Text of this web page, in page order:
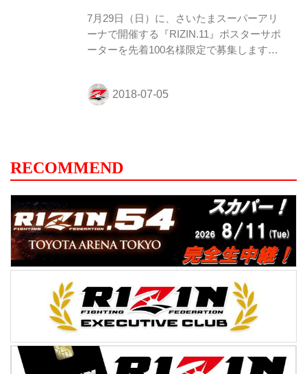
ました。ありがとうございます！ 会場で皆
様にお会いできるのを楽しみにして...
7月29日（日）に、さいたまスーパーアリ
ーナで開催する『RIZIN.11』ポスターサポ
ーターを先着100名様限定で募集します！
で『RIZIN.11』のポスター掲示にご協力い
ただける方は、下記の注意事項をご確認い
切り前でも定員になり次第、締め切らせて
いただく場合がございます）。 ※注意事項
※ ・個人の方はお申込みいただけませんの
で、予めご了承ください。 ・ポスターサイ
ズはB2とB3サイズ 各1枚ずつの合計2枚と
なります。 ・ポスター...
RECOMMEND